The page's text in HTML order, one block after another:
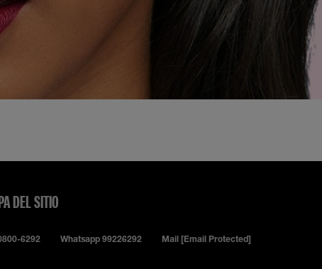
DEL SITIO
6292 Whatsapp 99226292 Mail [email Protected]